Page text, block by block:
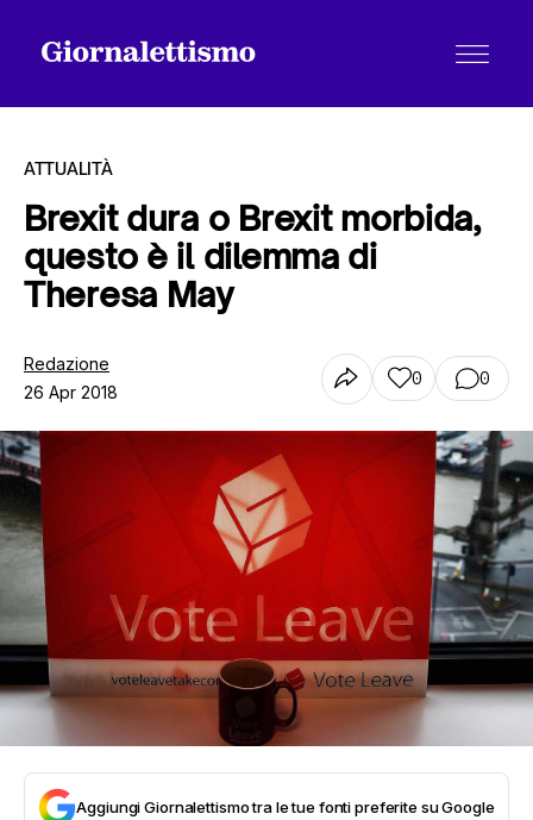
Tutti gli articoli
Chi siamo
Contatti
ATTUALITÀ
Brexit dura o Brexit morbida,
questo è il dilemma di
Theresa May
Redazione
26 Apr 2018
0 0
Aggiungi Giornalettismo tra le tue fonti preferite su Google